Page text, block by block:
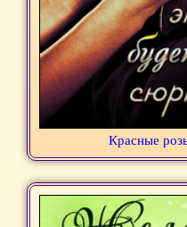
Красные